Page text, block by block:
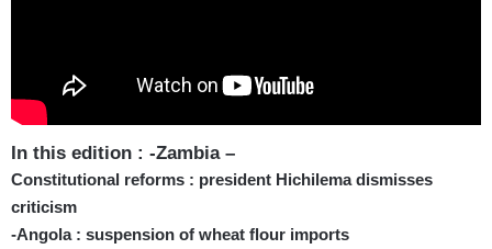
In this edition : -Zambia –
Constitutional reforms : president Hichilema dismisses
criticism
-Angola : suspension of wheat flour imports